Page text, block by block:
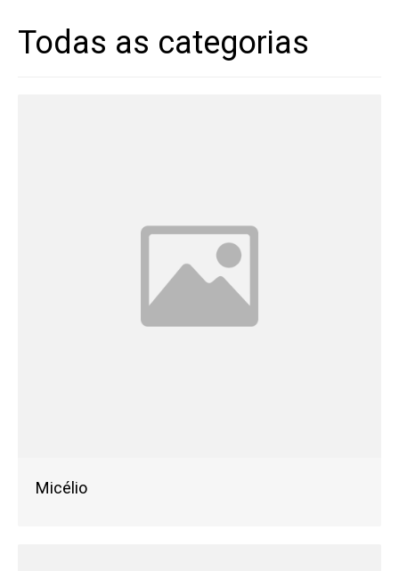
Todas as categorias
Micélio